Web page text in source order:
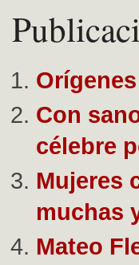
Con
célebre
Mujeres
muchas
Mateo